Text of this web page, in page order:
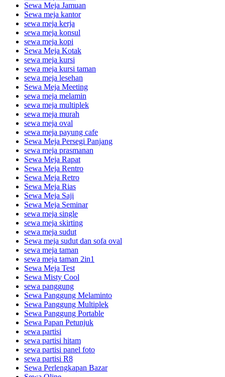
Sewa Meja Jamuan
Sewa meja kantor
sewa meja kerja
sewa meja konsul
sewa meja kopi
Sewa Meja Kotak
sewa meja kursi
sewa meja kursi taman
sewa meja lesehan
Sewa Meja Meeting
sewa meja melamin
sewa meja multiplek
sewa meja murah
sewa meja oval
sewa meja payung cafe
Sewa Meja Persegi Panjang
sewa meja prasmanan
Sewa Meja Rapat
Sewa Meja Rentro
Sewa Meja Retro
Sewa Meja Rias
Sewa Meja Saji
Sewa Meja Seminar
sewa meja single
sewa meja skirting
sewa meja sudut
Sewa meja sudut dan sofa oval
sewa meja taman
sewa meja taman 2in1
Sewa Meja Test
Sewa Misty Cool
sewa panggung
Sewa Panggung Melaminto
Sewa Panggung Multiplek
Sewa Panggung Portable
Sewa Papan Petunjuk
sewa partisi
sewa partisi hitam
sewa partisi panel foto
sewa partisi R8
Sewa Perlengkapan Bazar